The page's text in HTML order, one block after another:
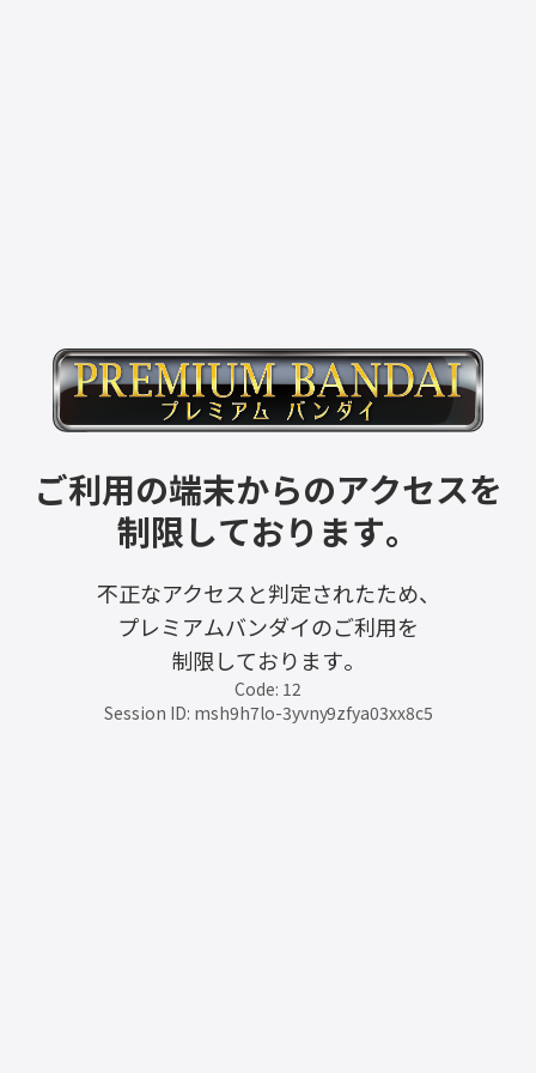
ご利用の端末からのアクセスを
制限しております。
不正なアクセスと判定されたため、
プレミアムバンダイのご利用を
制限しております。
Code: 12
Session ID: msh9h7lo-3yvny9zfya03xx8c5